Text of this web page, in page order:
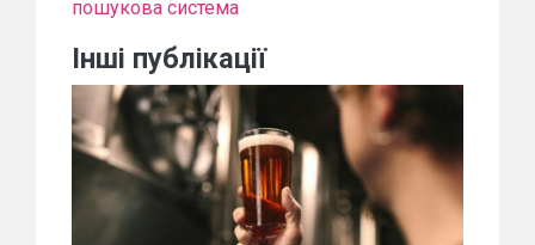
пошукова система
Інші публікації